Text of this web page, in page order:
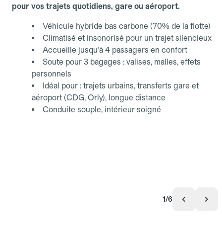
pour vos trajets quotidiens, gare ou aéroport.
Véhicule hybride bas carbone (70% de la flotte)
Climatisé et insonorisé pour un trajet silencieux
Accueille jusqu'à 4 passagers en confort
Soute pour 3 bagages : valises, malles, effets
personnels
Idéal pour : trajets urbains, transferts gare et
aéroport (CDG, Orly), longue distance
Conduite souple, intérieur soigné
1/6